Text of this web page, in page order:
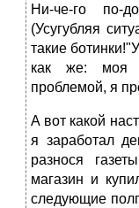
Ни-че-го по-
(Усугубляя
такие
как же: моя
проблемой, я
А вот какой
я заработал
разнося
магазин и
следующие